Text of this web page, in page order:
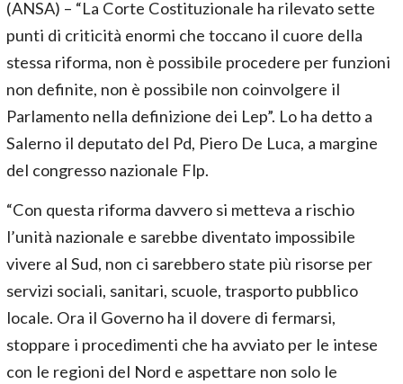
(ANSA) – “La Corte Costituzionale ha rilevato sette
punti di criticità enormi che toccano il cuore della
stessa riforma, non è possibile procedere per funzioni
non definite, non è possibile non coinvolgere il
Parlamento nella definizione dei Lep”. Lo ha detto a
Salerno il deputato del Pd, Piero De Luca, a margine
del congresso nazionale Flp.
“Con questa riforma davvero si metteva a rischio
l’unità nazionale e sarebbe diventato impossibile
vivere al Sud, non ci sarebbero state più risorse per
servizi sociali, sanitari, scuole, trasporto pubblico
locale. Ora il Governo ha il dovere di fermarsi,
stoppare i procedimenti che ha avviato per le intese
con le regioni del Nord e aspettare non solo le